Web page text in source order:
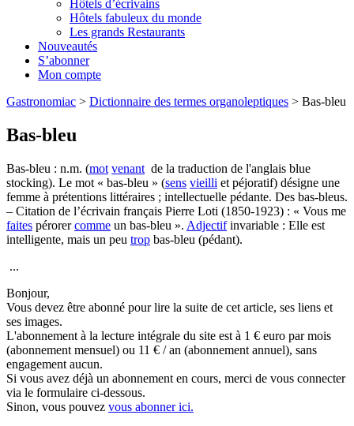
Hôtels d’écrivains
Hôtels fabuleux du monde
Les grands Restaurants
Nouveautés
S’abonner
Mon compte
Gastronomiac > Dictionnaire des termes organoleptiques > Bas-bleu
Bas-bleu
Bas-bleu : n.m. (mot venant de la traduction de l'anglais blue
stocking). Le mot « bas-bleu » (sens vieilli et péjoratif) désigne une
femme à prétentions littéraires ; intellectuelle pédante. Des bas-bleus.
– Citation de l’écrivain français Pierre Loti (1850-1923) : « Vous me
faites pérorercomme un bas-bleu ». Adjectifinvariable : Elle est
intelligente, mais un peu trop bas-bleu (pédant).
...
Bonjour,
Vous devez être abonné pour lire la suite de cet article, ses liens et
ses images.
L'abonnement à la lecture intégrale du site est à 1 € euro par mois
(abonnement mensuel) ou 11 € / an (abonnement annuel), sans
engagement aucun.
Si vous avez déjà un abonnement en cours, merci de vous connecter
via le formulaire ci-dessous.
Sinon, vous pouvez vous abonner ici.